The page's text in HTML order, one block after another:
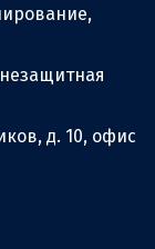
д. 10, офис